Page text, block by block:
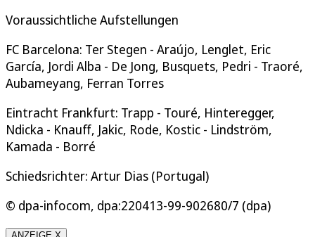
Voraussichtliche Aufstellungen
FC Barcelona: Ter Stegen - Araújo, Lenglet, Eric
García, Jordi Alba - De Jong, Busquets, Pedri - Traoré,
Aubameyang, Ferran Torres
Eintracht Frankfurt: Trapp - Touré, Hinteregger,
Ndicka - Knauff, Jakic, Rode, Kostic - Lindström,
Kamada - Borré
Schiedsrichter: Artur Dias (Portugal)
© dpa-infocom, dpa:220413-99-902680/7 (dpa)